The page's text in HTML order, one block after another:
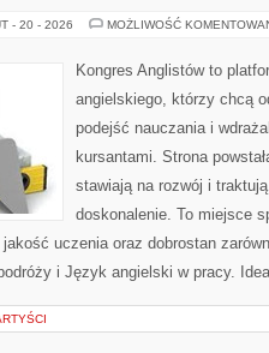
- 20 - 2026 MOŻLIWOŚĆ
Kongres Anglistów to
angielskiego, którzy chcą
podejść nauczania i
kursantami. Strona
stawiają na rozwój i
doskonalenie. To miejsce
uczenia oraz dobrostan
i Język angielski w pracy.